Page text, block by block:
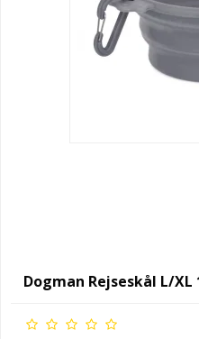
Dogman Rejseskål L/XL